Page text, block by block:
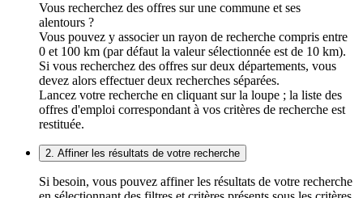
Vous recherchez des offres sur une commune et ses
alentours ?
Vous pouvez y associer un rayon de recherche compris entre
0 et 100 km (par défaut la valeur sélectionnée est de 10 km).
Si vous recherchez des offres sur deux départements, vous
devez alors effectuer deux recherches séparées.
Lancez votre recherche en cliquant sur la loupe ; la liste des
offres d'emploi correspondant à vos critères de recherche est
restituée.
2. Affiner les résultats de votre recherche
Si besoin, vous pouvez affiner les résultats de votre recherche